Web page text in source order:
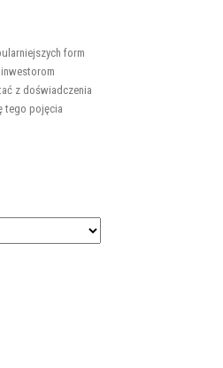
form
z doświadczenia
tego pojęcia